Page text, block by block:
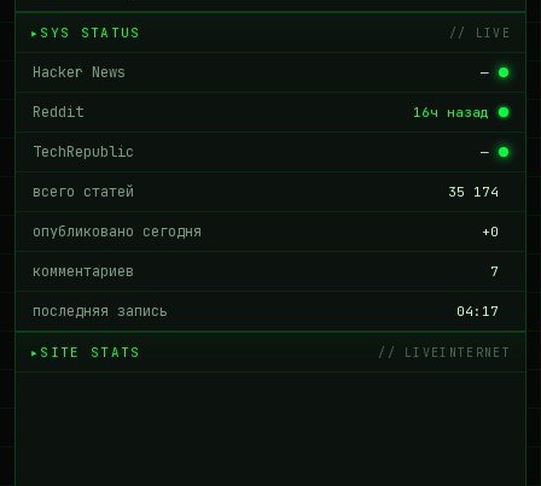
SYS STATUS // LIVE
Hacker News —
Reddit 16ч назад
TechRepublic —
всего статей 35 174
опубликовано сегодня +0
комментариев 7
последняя запись 04:17
SITE STATS // LIVEINTERNET